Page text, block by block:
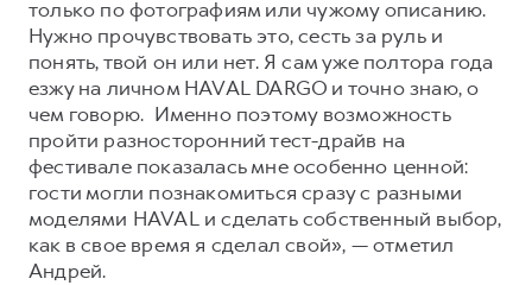
только по фотографиям или чужому описанию.
Нужно прочувствовать это, сесть за руль и
понять, твой он или нет. Я сам уже полтора года
езжу на личном HAVAL DARGO и точно знаю, о
чем говорю. Именно поэтому возможность
пройти разносторонний тест-драйв на
фестивале показалась мне особенно ценной:
гости могли познакомиться сразу с разными
моделями HAVAL и сделать собственный выбор,
как в свое время я сделал свой», — отметил
Андрей.